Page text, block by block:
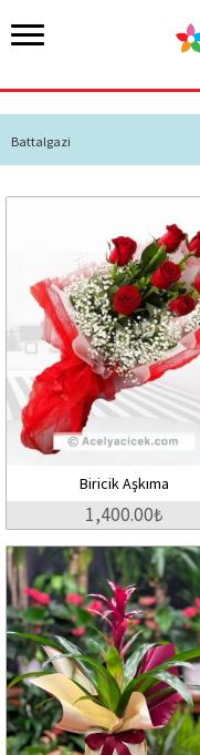
Battalgazi
Biricik Aşkıma
1,400.00₺